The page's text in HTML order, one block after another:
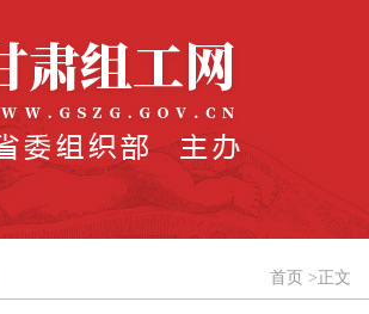
首页 > 正文